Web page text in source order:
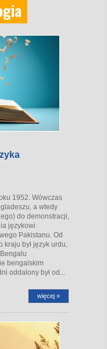
1952. Wówczas
a wtedy
do demonstracji,
językowi
Pakistanu. Od
był język urdu,
bengalskim
oddalony był od...
więcej »